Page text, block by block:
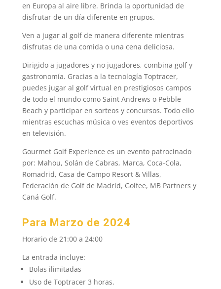
en Europa al aire libre. Brinda la oportunidad de
disfrutar de un día diferente en grupos.
Ven a jugar al golf de manera diferente mientras
disfrutas de una comida o una cena deliciosa.
Dirigido a jugadores y no jugadores, combina golf y
gastronomía. Gracias a la tecnología Toptracer,
puedes jugar al golf virtual en prestigiosos campos
de todo el mundo como Saint Andrews o Pebble
Beach y participar en sorteos y concursos. Todo ello
mientras escuchas música o ves eventos deportivos
en televisión.
Gourmet Golf Experience es un evento patrocinado
por: Mahou, Solán de Cabras, Marca, Coca-Cola,
Romadrid, Casa de Campo Resort & Villas,
Federación de Golf de Madrid, Golfee, MB Partners y
Caná Golf.
Para Marzo de 2024
Horario de 21:00 a 24:00
La entrada incluye:
Bolas ilimitadas
Uso de Toptracer 3 horas.